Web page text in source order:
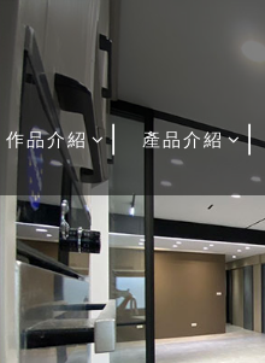
作品介紹 產品介紹